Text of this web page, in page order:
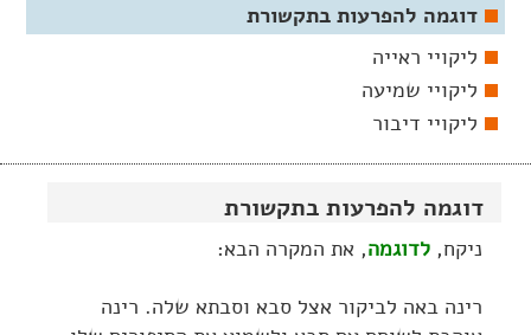
דוגמה להפרעות בתקשורת
ניקח, לדוגמה, את המקרה הבא:
רינה באה לביקור אצל סבא וסבתא שלה. רינה
דוגמה להפרעות בתקשורת
ליקויי ראייה
ליקויי שמיעה
ליקויי דיבור